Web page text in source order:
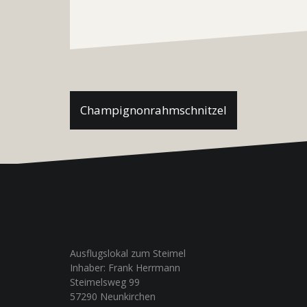
Beitragsnavigation
Champignonrahmschnitzel
Ausflugslokal zum Steimel
Inhaber: Frank Herrmann
Steimelsweg 99
57290 Neunkirchen